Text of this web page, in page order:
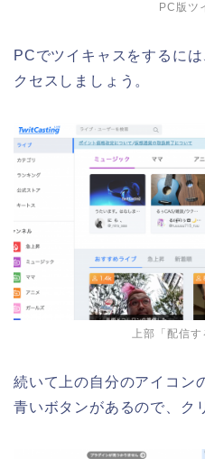
PC版ツ
PCでツイキャスをするには
クセスしましょう。
上部「配信
続いて上の自分のアイコン
青いボタンがあるので、ク